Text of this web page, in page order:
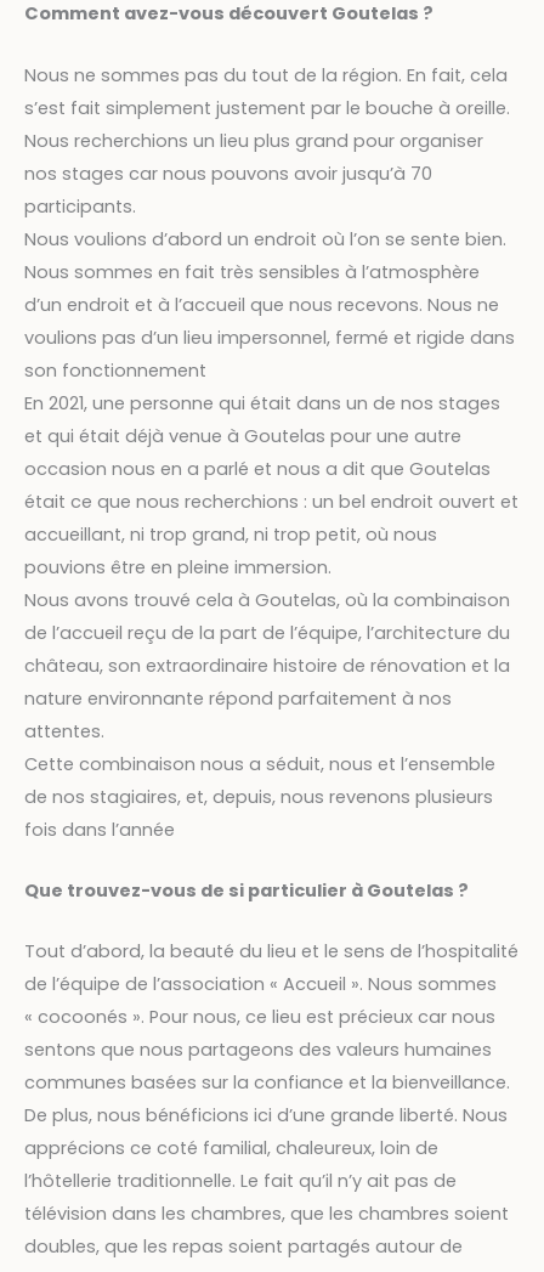
Comment avez-vous découvert Goutelas ?
Nous ne sommes pas du tout de la région. En fait, cela
s’est fait simplement justement par le bouche à oreille.
Nous recherchions un lieu plus grand pour organiser
nos stages car nous pouvons avoir jusqu’à 70
participants.
Nous voulions d’abord un endroit où l’on se sente bien.
Nous sommes en fait très sensibles à l’atmosphère
d’un endroit et à l’accueil que nous recevons. Nous ne
voulions pas d’un lieu impersonnel, fermé et rigide dans
son fonctionnement
En 2021, une personne qui était dans un de nos stages
et qui était déjà venue à Goutelas pour une autre
occasion nous en a parlé et nous a dit que Goutelas
était ce que nous recherchions : un bel endroit ouvert et
accueillant, ni trop grand, ni trop petit, où nous
pouvions être en pleine immersion.
Nous avons trouvé cela à Goutelas, où la combinaison
de l’accueil reçu de la part de l’équipe, l’architecture du
château, son extraordinaire histoire de rénovation et la
nature environnante répond parfaitement à nos
attentes.
Cette combinaison nous a séduit, nous et l’ensemble
de nos stagiaires, et, depuis, nous revenons plusieurs
fois dans l’année
Que trouvez-vous de si particulier à Goutelas ?
Tout d’abord, la beauté du lieu et le sens de l’hospitalité
de l’équipe de l’association « Accueil ». Nous sommes
« cocoonés ». Pour nous, ce lieu est précieux car nous
sentons que nous partageons des valeurs humaines
communes basées sur la confiance et la bienveillance.
De plus, nous bénéficions ici d’une grande liberté. Nous
apprécions ce coté familial, chaleureux, loin de
l’hôtellerie traditionnelle. Le fait qu’il n’y ait pas de
télévision dans les chambres, que les chambres soient
doubles, que les repas soient partagés autour de